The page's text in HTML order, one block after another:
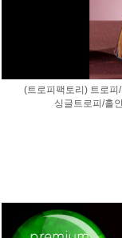
(트로피팩토리) 트로
싱글트로피/홀